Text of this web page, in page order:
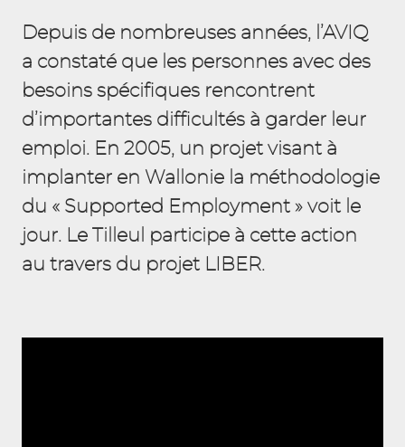
Depuis de nombreuses années, l’AVIQ
a constaté que les personnes avec des
besoins spécifiques rencontrent
d’importantes difficultés à garder leur
emploi. En 2005, un projet visant à
implanter en Wallonie la méthodologie
du « Supported Employment » voit le
jour. Le Tilleul participe à cette action
au travers du projet LIBER.